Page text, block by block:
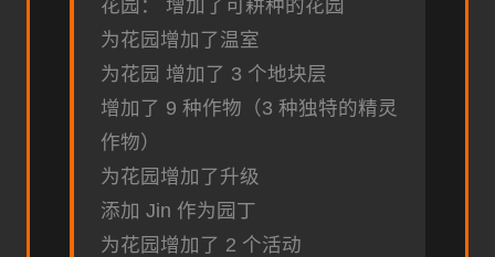
花园： 增加了可耕种的花园
为花园增加了温室
为花园 增加了 3 个地块层
增加了 9 种作物（3 种独特的精灵
作物）
为花园增加了升级
添加 Jin 作为园丁
为花园增加了 2 个活动